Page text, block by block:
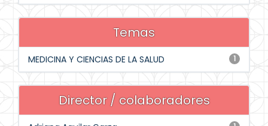
Temas
1
MEDICINA Y CIENCIAS DE LA SALUD
Director / colaboradores